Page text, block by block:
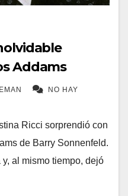
Addams
NO HAY
Ricci sorprendió con
de Barry Sonnenfeld.
al mismo tiempo, dejó